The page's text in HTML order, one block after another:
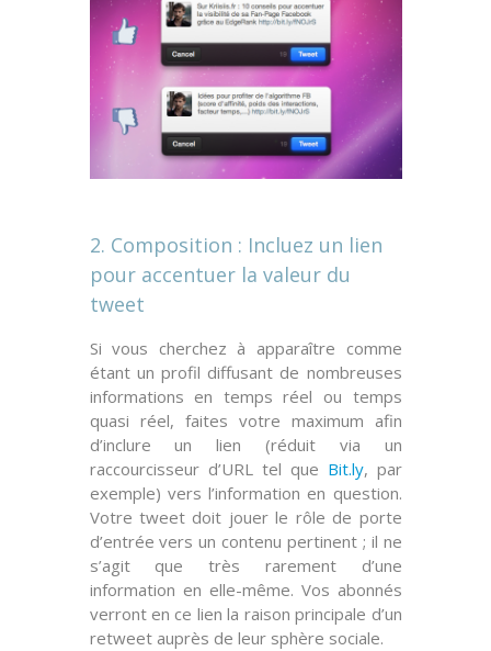
2. Composition : Incluez un lien
pour accentuer la valeur du
tweet
Si vous cherchez à apparaître comme
étant un profil diffusant de nombreuses
informations en temps réel ou temps
quasi réel, faites votre maximum afin
d’inclure un lien (réduit via un
raccourcisseur d’URLtel que Bit.ly, par
exemple) vers l’information en question.
Votre tweet doit jouer le rôle de porte
d’entrée vers un contenu pertinent ; il ne
s’agit que très rarement d’une
information en elle-même. Vos abonnés
verront en ce lien la raison principale d’un
retweet auprès de leur sphère sociale.